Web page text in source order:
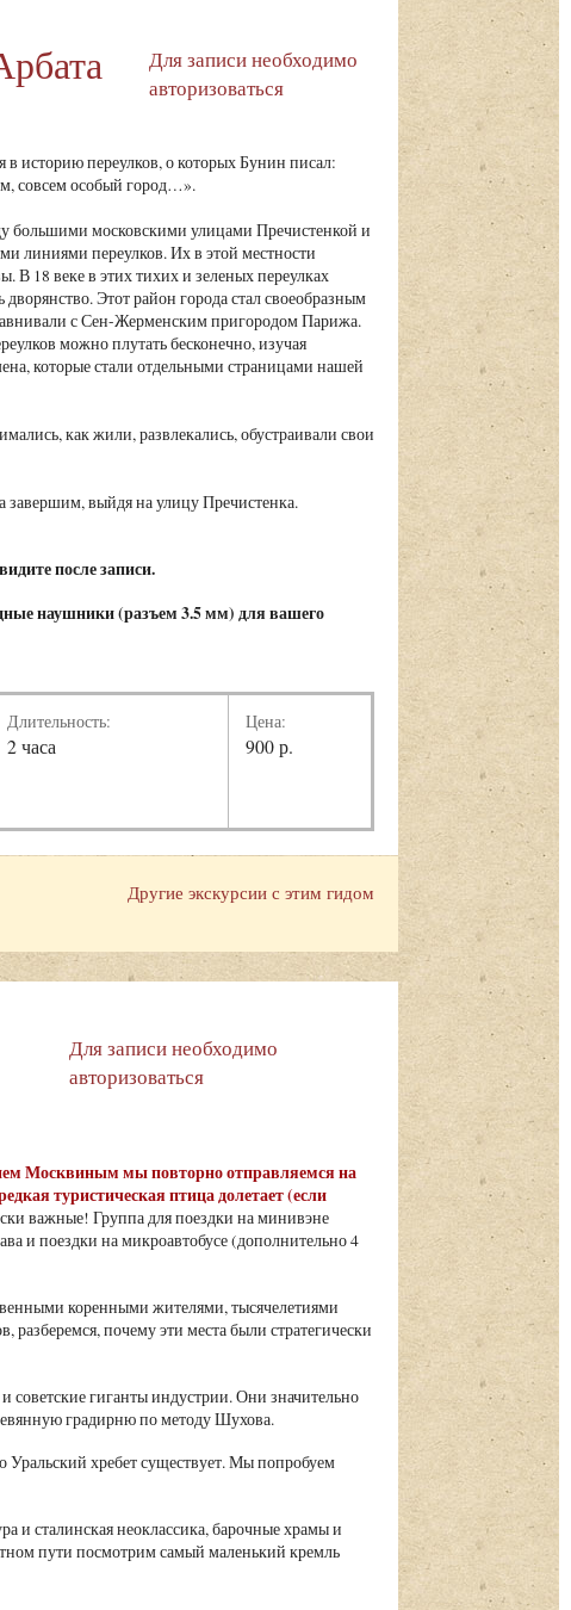
Для записи необходимо
авторизоваться
в историю переулков, о которых Бунин писал:
совсем особый город…».
большими московскими улицами Пречистенкой и
линиями переулков. Их в этой местности
В 18 веке в этих тихих и зеленых переулках
дворянство. Этот район города стал своеобразным
с Сен-Жерменским пригородом Парижа.
можно плутать бесконечно, изучая
которые стали отдельными страницами нашей
как жили, развлекались, обустраивали свои
завершим, выйдя на улицу Пречистенка.
после записи.
наушники (разъем 3.5 мм) для вашего
Длительность:
2 часа
Цена:
900 р.
Другие экскурсии с этим гидом
Для записи необходимо
авторизоваться
Москвиным мы повторно отправляемся на
туристическая птица долетает (если
важные! Группа для поездки на минивэне
и поездки на микроавтобусе (дополнительно 4
коренными жителями, тысячелетиями
почему эти места были стратегически
гиганты индустрии. Они значительно
градирню по методу Шухова.
Уральский хребет существует. Мы попробуем
и сталинская неоклассика, барочные храмы и
пути посмотрим самый маленький кремль